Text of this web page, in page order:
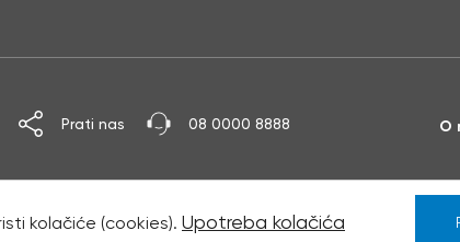
Prati nas 08 0000 8888 O
Sva prava zadržana. Dizajn i razvoj: PopArt
kolačiće (cookies). Upotreba kolačića